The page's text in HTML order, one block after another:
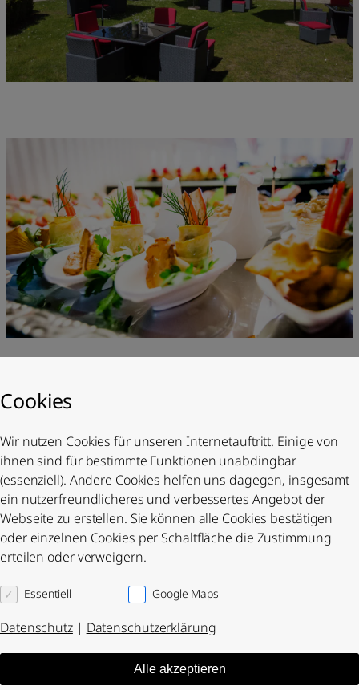
Blättern Sie durch unsere Speisekarte und
lassen Sie sich inspirieren. Jedes Gericht ist
darauf ausgelegt, Ihnen ein besonderes
Geschmackserlebnis zu bieten. Egal, ob
Klassiker oder neue Kreationen – hier
finden Sie genau das Richtige.
Ansehen
Cookies
Wir nutzen Cookies für unseren Internetauftritt. Einige von
ihnen sind für bestimmte Funktionen unabdingbar
(essenziell). Andere Cookies helfen uns dagegen, insgesamt
ein nutzerfreundlicheres und verbessertes Angebot der
Webseite zu erstellen. Sie können alle Cookies bestätigen
oder einzelnen Cookies per Schaltfläche die Zustimmung
erteilen oder verweigern.
Essentiell Google Maps
Datenschutz| Datenschutzerklärung
Alle akzeptieren